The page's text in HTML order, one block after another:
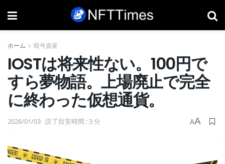
ホーム 暗号資産
IOSTは将来性ない。100円で
すら夢物語。上場廃止で完全
に終わった仮想通貨。
2026/01/03 読了目安時間 : 3 分 AA